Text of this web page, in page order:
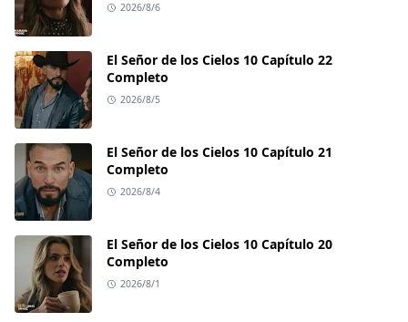
2026/8/6
El Señor de los Cielos 10 Capítulo 22
Completo
2026/8/5
El Señor de los Cielos 10 Capítulo 21
Completo
2026/8/4
El Señor de los Cielos 10 Capítulo 20
Completo
2026/8/1